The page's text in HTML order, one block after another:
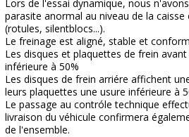
Lors de l'essai dynamique, nous
parasite anormal au niveau de la
(rotules, silentblocs...).
Le freinage est aligné, stable et
Les disques et plaquettes de frein
inférieure à 50%
Les disques de frein arriére affichent
leurs plaquettes une usure inférieure à
Le passage au contróle technique
livraison du véhicule confirmera
de l'ensemble.